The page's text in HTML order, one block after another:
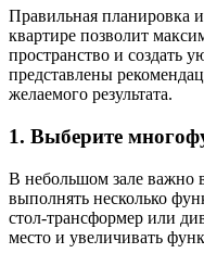
Правильная планировка
квартире позволит
пространство и создать
представлены
желаемого результата.
1. Выберите
В небольшом зале важно
выполнять несколько
стол-трансформер или
место и увеличивать